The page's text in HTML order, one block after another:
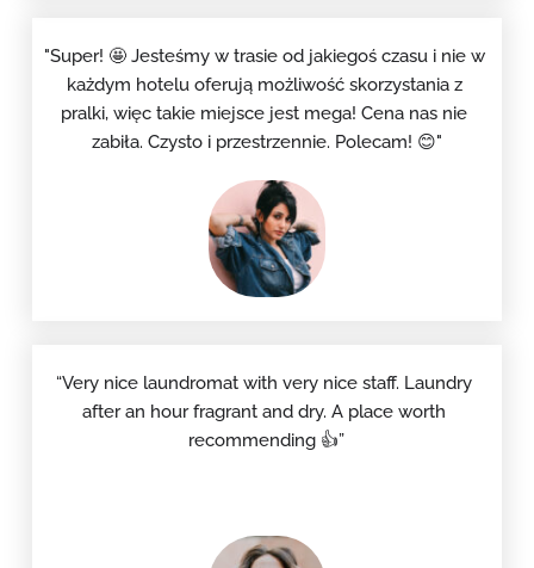
"Super! 🤩 Jesteśmy w trasie od jakiegoś czasu i nie w
każdym hotelu oferują możliwość skorzystania z
pralki, więc takie miejsce jest mega! Cena nas nie
zabiła. Czysto i przestrzennie. Polecam! 😊"
“Very nice laundromat with very nice staff. Laundry
after an hour fragrant and dry. A place worth
recommending 👍”